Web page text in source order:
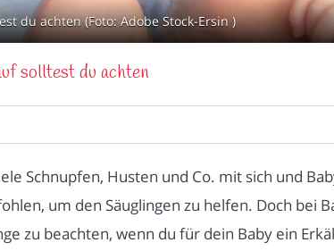
du achten (Foto: Adobe Stock-Ersin )
solltest du achten
Schnupfen, Husten und Co. mit sich und
um den Säuglingen zu helfen. Doch bei
zu beachten, wenn du für dein Baby ein